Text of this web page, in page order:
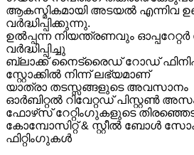
ആകസ്മികമായി അടയൽ എന്നിവ
വർദ്ധിപ്പിക്കുന്നു.
ഉൽപ്പന്ന നിയന്ത്രണവും
വർദ്ധിപ്പിച്ചു
ബ്ലാക്ക് നൈട്രൈഡ് റോഡ്
സ്റ്റോക്കിൽ നിന്ന് ലഭ്യമാണ്
യാത്രാ തടസ്സങ്ങളുടെ അവസാനം
ഓർബിറ്റൽ റിവേറ്റഡ് പിസ്റ്റൺ
ഫോഴ്‌സ് റേറ്റിംഗുകളുടെ
കോമ്പോസിറ്റ് & സ്റ്റീൽ ബോൾ
ഫിറ്റിംഗുകൾ